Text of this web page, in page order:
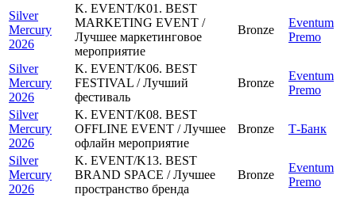
Silver
Mercury
2026
K. EVENT/K01. BEST
MARKETING EVENT /
Лучшее маркетинговое
мероприятие
Bronze
Eventum
Premo
Silver
Mercury
2026
K. EVENT/K06. BEST
FESTIVAL / Лучший
фестиваль
Bronze
Eventum
Premo
Silver
Mercury
2026
K. EVENT/K08. BEST
OFFLINE EVENT / Лучшее
офлайн мероприятие
Bronze Т-Банк
Silver
Mercury
2026
K. EVENT/K13. BEST
BRAND SPACE / Лучшее
пространство бренда
Bronze
Eventum
Premo